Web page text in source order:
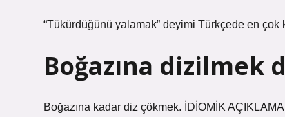
“Tükürdüğünü yalamak” deyimi Türkçede en çok
Boğazına dizilmek
Boğazına kadar diz çökmek. İDİOMİK